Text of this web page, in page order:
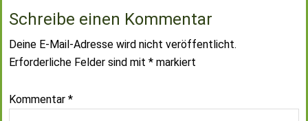
Schreibe einen Kommentar
Deine E-Mail-Adresse wird nicht veröffentlicht.
Erforderliche Felder sind mit * markiert
Kommentar *